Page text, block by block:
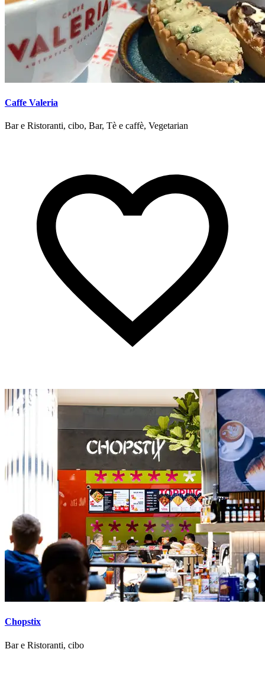
Caffe Valeria
Bar e Ristoranti, cibo, Bar, Tè e caffè, Vegetarian
Chopstix
Bar e Ristoranti, cibo